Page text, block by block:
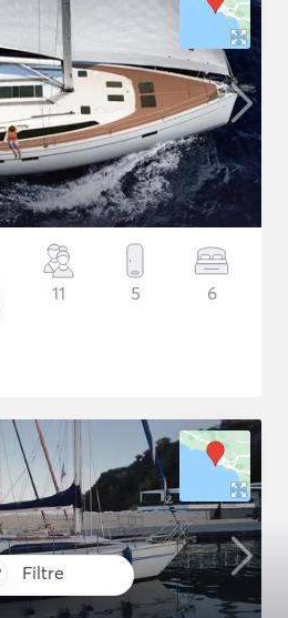
Filtre
11 5 6